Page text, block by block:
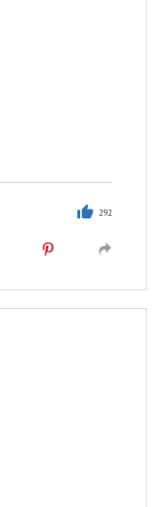
292